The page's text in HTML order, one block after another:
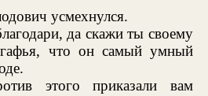
усмехнулся.
да скажи ты своему
что он самый умный
этого приказали вам